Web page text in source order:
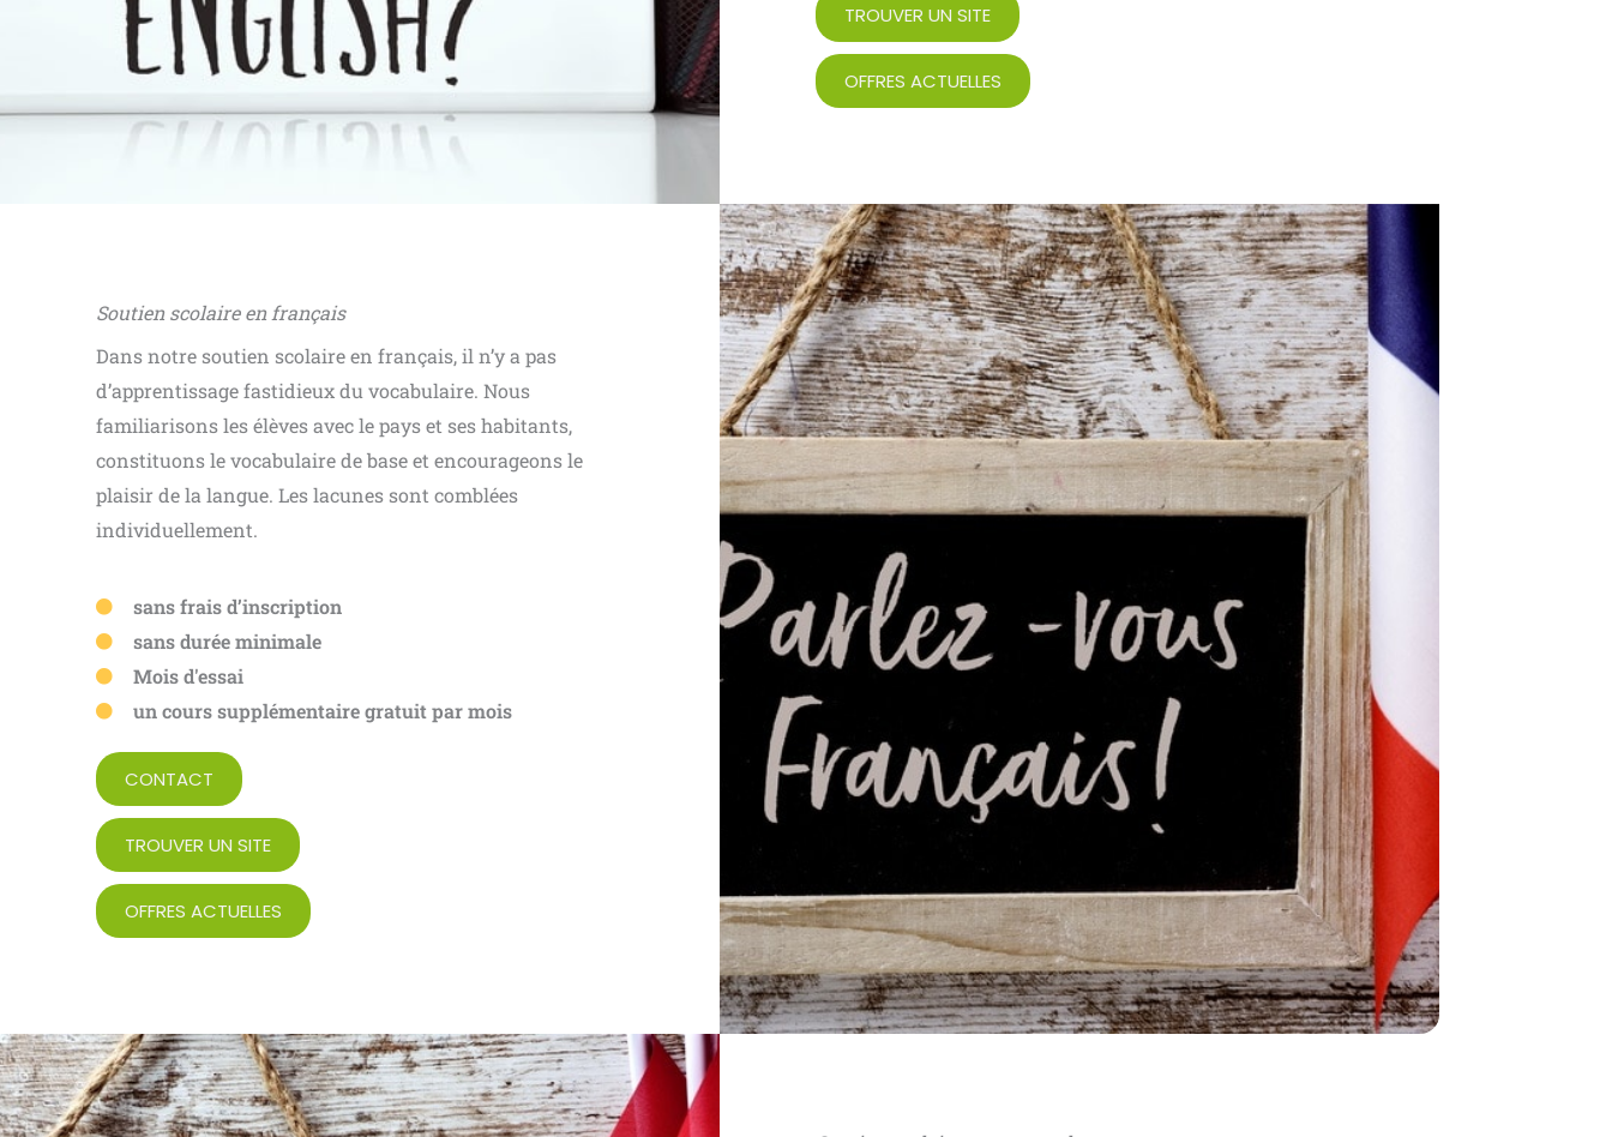
TROUVER UN SITE
OFFRES ACTUELLES
Soutien scolaire en français
Dans notre soutien scolaire en français, il n’y a pas
d’apprentissage fastidieux du vocabulaire. Nous
familiarisons les élèves avec le pays et ses habitants,
constituons le vocabulaire de base et encourageons le
plaisir de la langue. Les lacunes sont comblées
individuellement.
sans frais d’inscription
sans durée minimale
Mois d'essai
un cours supplémentaire gratuit par mois
CONTACT
TROUVER UN SITE
OFFRES ACTUELLES